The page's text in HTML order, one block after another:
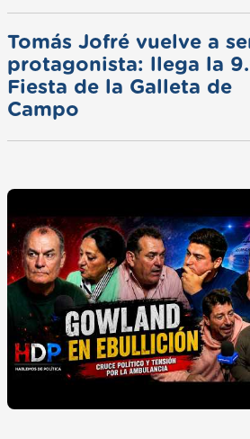
Tomás Jofré vuelve a
protagonista: llega la
Fiesta de la Galleta de
Campo